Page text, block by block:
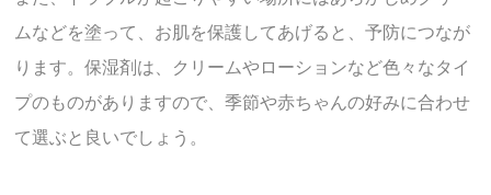
ムなどを塗って、お肌を保護してあげると、予防につなが
ります。保湿剤は、クリームやローションなど色々なタイ
プのものがありますので、季節や赤ちゃんの好みに合わせ
て選ぶと良いでしょう。